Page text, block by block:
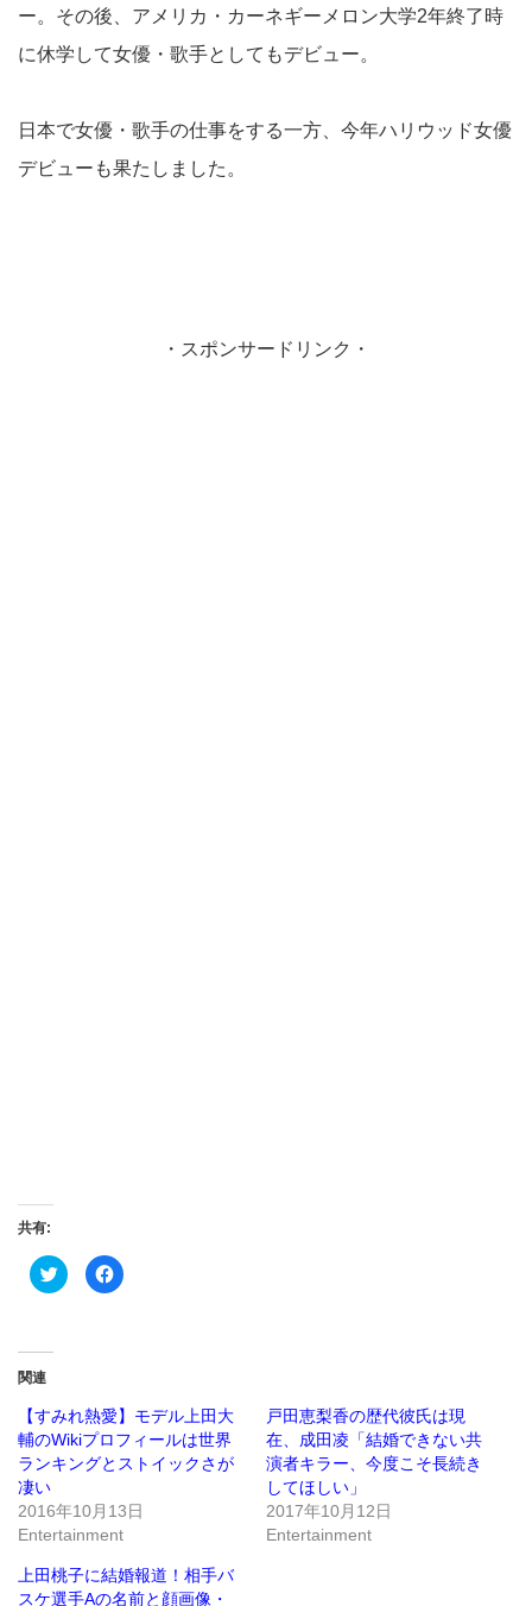
ー。その後、アメリカ・カーネギーメロン大学2年終了時
に休学して女優・歌手としてもデビュー。
日本で女優・歌手の仕事をする一方、今年ハリウッド女優
デビューも果たしました。
・スポンサードリンク・
共有:
ク
リ
(新
し
い
ウ
ィ
ウ
で
開
ま
す)
Facebook
で
ッ
ク
し
て
く
い
(新
し
ウ
ィ
ン
関連
【すみれ熱愛】モデル上田大
輔のWikiプロフィールは世界
ランキングとストイックさが
凄い
2016年10月13日
Entertainment
戸田恵梨香の歴代彼氏は現
在、成田凌「結婚できない共
演者キラー、今度こそ長続き
してほしい」
2017年10月12日
Entertainment
上田桃子に結婚報道！相手バ
スケ選手Aの名前と顔画像・